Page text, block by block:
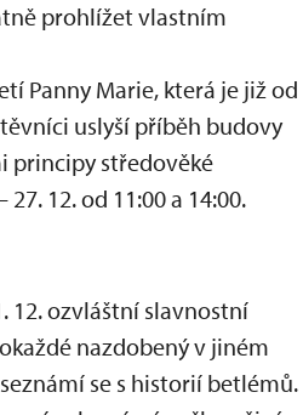
prohlížet vlastním
Panny Marie, která je již od
uslyší příběh budovy
principy středověké
12. od 11:00 a 14:00.
12. ozvláštní slavnostní
nazdobený v jiném
se s historií betlémů.